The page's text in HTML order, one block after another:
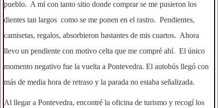
pueblo. A mí con tanto sitio donde comprar se me pusieron los
dientes tan largos como se me ponen en el rastro. Pendientes,
camisetas, regalos, absorbieron bastantes de mis cuartos. Ahora
llevo un pendiente con motivo celta que me compré ahí. El único
momento negativo fue la vuelta a Pontevedra. El autobús llegó con
más de media hora de retraso y la parada no estaba señalizada.
Al llegar a Pontevedra, encontré la oficina de turismo y recogí los